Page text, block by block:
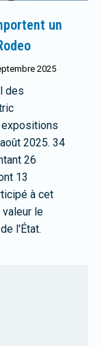
un
2025
des
2025. 34
26
13
à cet
le
l'État.